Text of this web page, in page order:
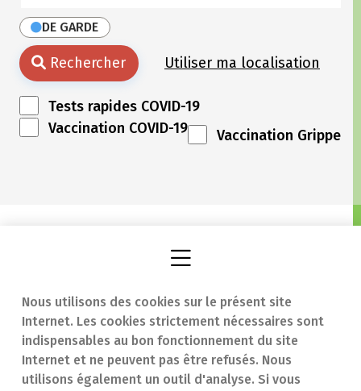
Nous utilisons des cookies sur le présent site
Internet. Les cookies strictement nécessaires sont
indispensables au bon fonctionnement du site
Internet et ne peuvent pas être refusés. Nous
utilisons également un outil d'analyse. Si vous
DE GARDE
Rechercher Utiliser ma localisation
Tests rapides COVID-19
Vaccination COVID-19
Vaccination Grippe
Trouver une
pharmacie
En cas d'urgence
Contact